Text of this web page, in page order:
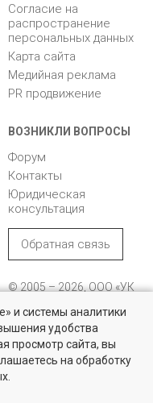
Согласие на
распространение
персональных данных
Карта сайта
Медийная реклама
PR продвижение
ВОЗНИКЛИ ВОПРОСЫ
Форум
Контакты
Юридическая
консультация
Обратная связь
© 2005 – 2026, ООО «УК
196105, Санкт-
Петербург, пр. Юрия
Гагарина, 1
и системы аналитики
удобства
просмотр сайта, вы
на обработку